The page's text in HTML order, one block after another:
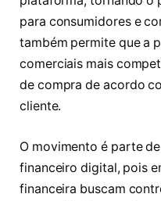
para consumidores e
também permite que a
comerciais mais
de compra de acordo
cliente.
O movimento é parte
financeiro digital, pois
financeira buscam